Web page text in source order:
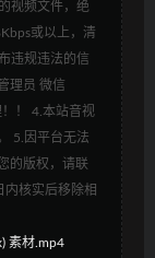
视频文件，绝
或以上，清
违规违法的信
理员 微信
！ 4.本站音视
5.因平台无法
的版权，请联
内核实后移除相
素材.mp4